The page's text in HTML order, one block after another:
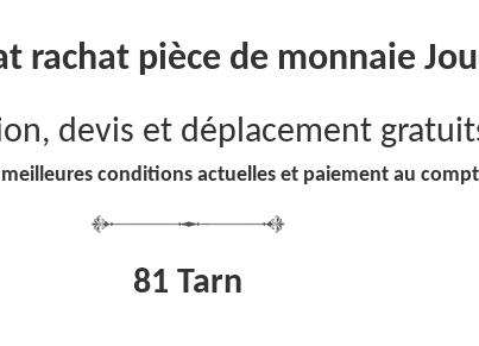
rachat pièce de monnaie
devis et déplacement
conditions actuelles et paiement au
81 Tarn